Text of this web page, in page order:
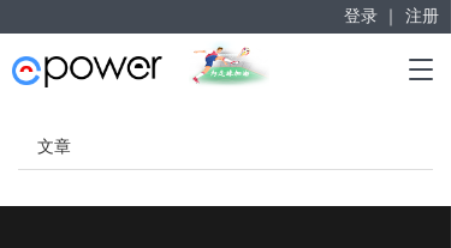
T
l
n
赋能“大众创业”
掘金万亿企业服务市场！
登录 ｜ 注册
文章